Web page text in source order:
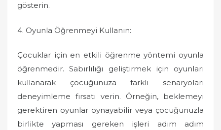
gösterin.
4. Oyunla Öğrenmeyi Kullanın:
Çocuklar için en etkili öğrenme yöntemi oyunla
öğrenmedir. Sabırlılığı geliştirmek için oyunları
kullanarak çocuğunuza farklı senaryoları
deneyimleme fırsatı verin. Örneğin, beklemeyi
gerektiren oyunlar oynayabilir veya çocuğunuzla
birlikte yapması gereken işleri adım adım